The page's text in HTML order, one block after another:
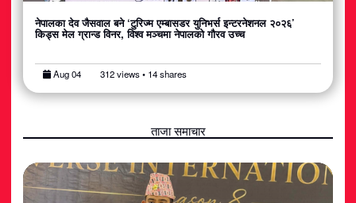
नेपालका देव जैसवाल बने ‘टुरिज्म एम्बासडर युनिभर्स इन्टरनेशनल २०२६’
किड्स मेल ग्रान्ड विनर, विश्व मञ्चमा नेपालको गौरव उच्च
Aug 04 312 views • 14 shares
ताजा समाचार